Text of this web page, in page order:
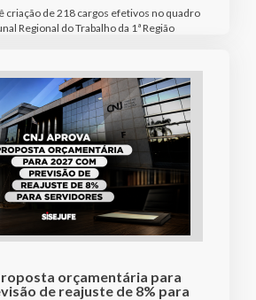
criação de 218 cargos efetivos no quadro
Regional do Trabalho da 1ª Região
orçamentária para
de reajuste de 8% para